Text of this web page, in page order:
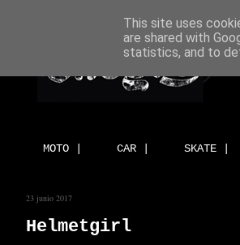
MOTO | CAR | SKATE |
23 junio 2017
Helmetgirl
This site uses
are shared with
statistics, and to